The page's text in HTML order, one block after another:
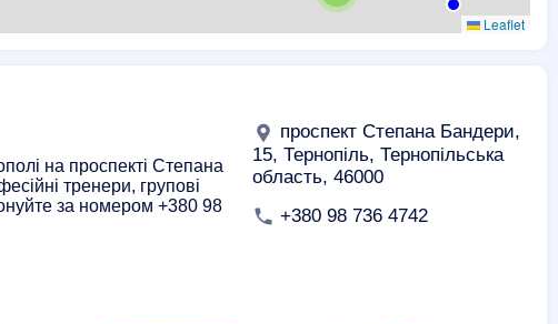
2
Leaflet
на проспекті Степана
тренери, групові
за номером +380 98
проспект Степана Бандери,
15, Тернопіль, Тернопільська
область, 46000
+380 98 736 4742